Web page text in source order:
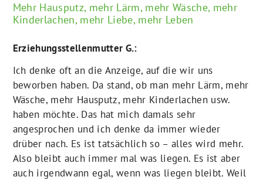
Mehr Hausputz, mehr Lärm, mehr Wäsche, mehr
Kinderlachen, mehr Liebe, mehr Leben
Erziehungsstellenmutter G.:
Ich denke oft an die Anzeige, auf die wir uns
beworben haben. Da stand, ob man mehr Lärm, mehr
Wäsche, mehr Hausputz, mehr Kinderlachen usw.
haben möchte. Das hat mich damals sehr
angesprochen und ich denke da immer wieder
drüber nach. Es ist tatsächlich so – alles wird mehr.
Also bleibt auch immer mal was liegen. Es ist aber
auch irgendwann egal, wenn was liegen bleibt. Weil